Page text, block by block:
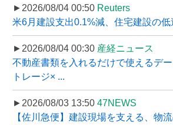
►2026/08/04 00:50 Reuters
米6月建設支出0.1%減、住宅建設の低
►2026/08/04 00:30 産経ニュース
不動産書類を入れるだけで使えるデ
トレージ× ...
►2026/08/03 13:50 47NEWS
【佐川急便】建設現場を支える、物